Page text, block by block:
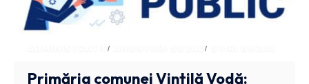
ADMINISTRATIV ANUNTURI BUZAU
Primăria comunei Vintilă Vodă: